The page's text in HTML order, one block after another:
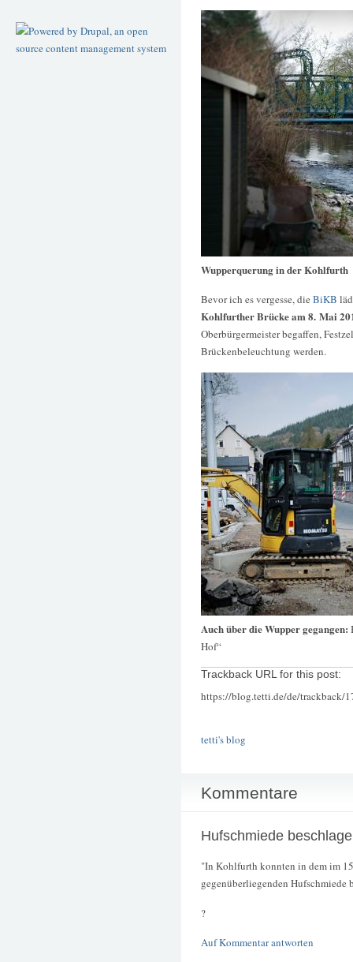
Wupperquerung in der Kohlfurth
Bevor ich es vergesse, die BiKB
Kohlfurther Brücke am 8. Mai
Oberbürgermeister begaffen,
Brückenbeleuchtung werden.
Auch über die Wupper gegangen:
Hof“
Trackback URL for this post:
https://blog.tetti.de/de/trackback/
tetti's blog
Kommentare
Hufschmiede
"In Kohlfurth konnten in dem im
gegenüberliegenden Hufschmiede
?
Auf Kommentar antworten